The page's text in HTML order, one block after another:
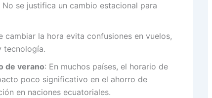
se justifica un cambio estacional para
cambiar la hora evita confusiones en vuelos,
tecnología.
de verano: En muchos países, el horario de
poco significativo en el ahorro de
en naciones ecuatoriales.